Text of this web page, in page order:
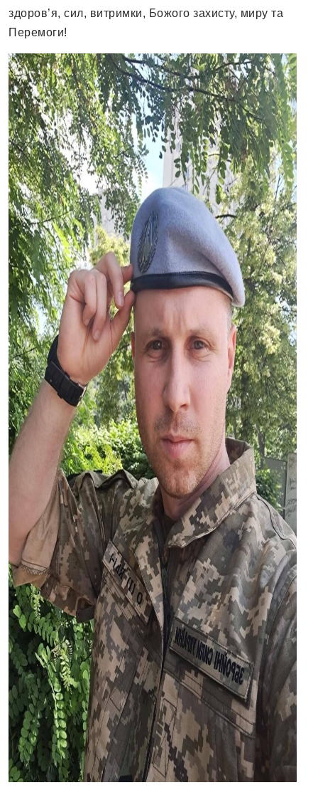
здоров’я, сил, витримки, Божого захисту, миру та
Перемоги!